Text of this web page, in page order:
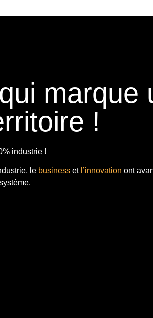
marque
!
industrie !
le businesset l’innovation ont